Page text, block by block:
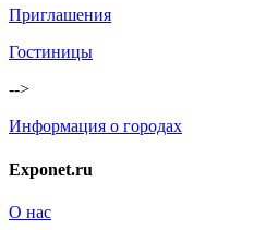
Приглашения
Гостиницы
-->
Информация о городах
Exponet.ru
О нас